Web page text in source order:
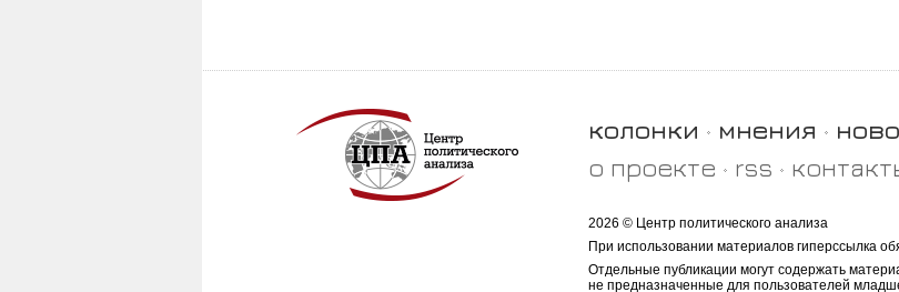
колонки мнения
о проекте
rss
2026 © Центр политического анализа
При использовании материалов гиперссылка
Отдельные публикации могут содержать
не предназначенные для пользователей